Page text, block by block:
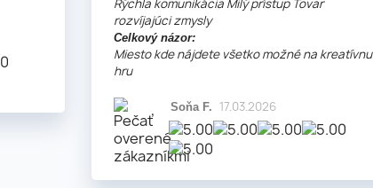
Rýchla komunikácia Milý prístup Tovar
rozvíjajúci zmysly
Celkový názor:
Miesto kde nájdete všetko možné na kreatívnu
hru
Soňa F. 17.03.2026